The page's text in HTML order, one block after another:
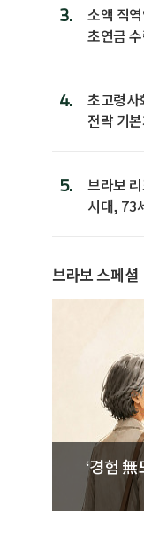
3.
소액 직
초연금
4.
초고령사
전략 기
5.
브라보
시대, 73
브라보 스페셜
‘경험 無